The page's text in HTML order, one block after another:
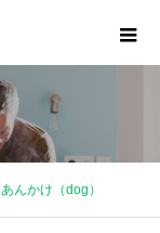
んかけ（dog）